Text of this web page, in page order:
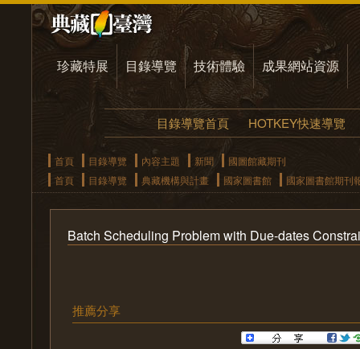
珍藏特展 目錄導覽 技術體驗 成果網站資源
目錄導覽首頁 HOTKEY快速導覽
首頁 目錄導覽 內容主題 新聞
國圖館藏期刊
首頁
目錄導覽 典藏機構與計畫 國家圖書館 國家圖書館期刊
Batch Scheduling Problem with Due-dates
推薦分享